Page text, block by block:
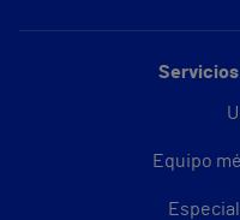
Servicios
Equipo